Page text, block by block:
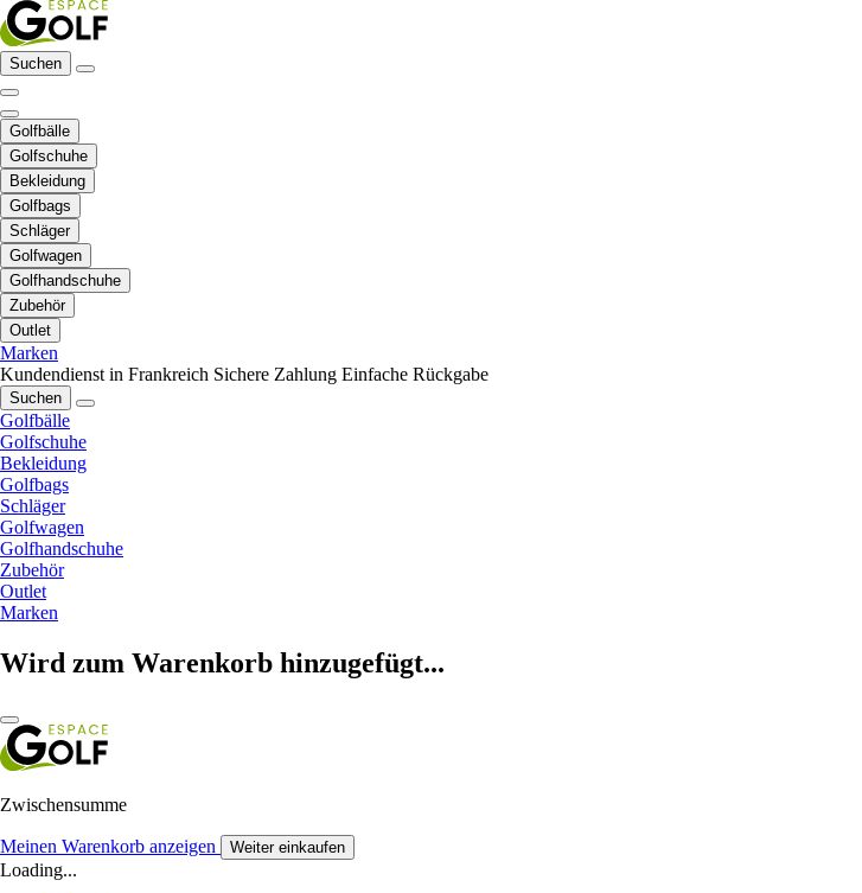
Suchen
Golfbälle
Golfschuhe
Bekleidung
Golfbags
Schläger
Golfwagen
Golfhandschuhe
Zubehör
Outlet
Marken
Kundendienst in Frankreich Sichere Zahlung Einfache Rückgabe
Suchen
Golfbälle
Golfschuhe
Bekleidung
Golfbags
Schläger
Golfwagen
Golfhandschuhe
Zubehör
Outlet
Marken
Wird zum Warenkorb hinzugefügt...
Zwischensumme
Meinen Warenkorb anzeigen Weiter einkaufen
Loading...